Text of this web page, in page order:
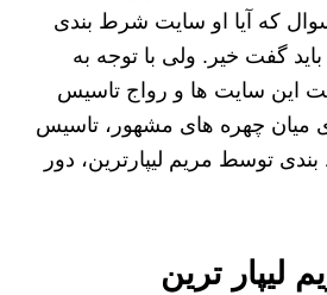
سوال که آیا او سایت شرط بندی
گفت خیر. ولی با توجه به
این سایت ها و رواج تاسیس
چهره های مشهور، تاسیس
توسط مریم لیپارترین، دور
لیپار ترین